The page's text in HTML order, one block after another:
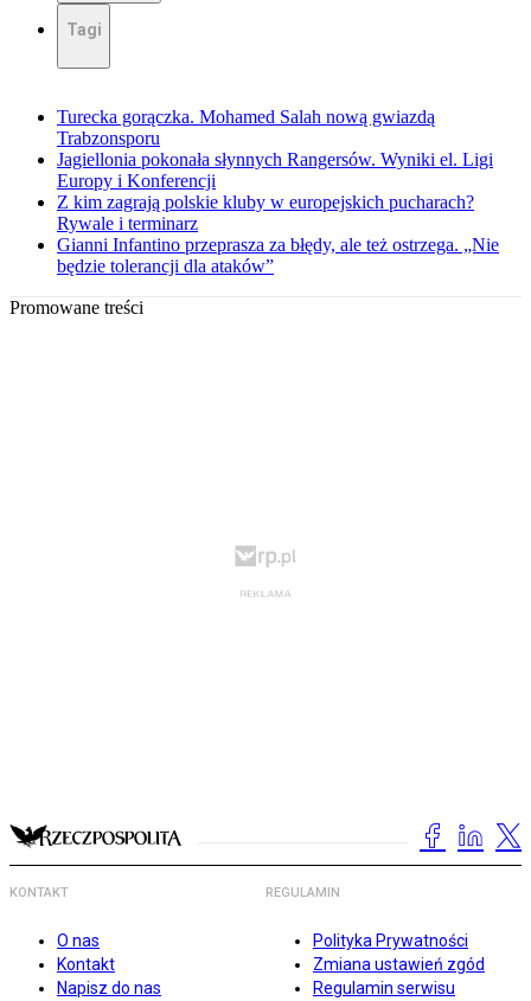
Tagi
Turecka gorączka. Mohamed Salah nową gwiazdą
Trabzonsporu
Jagiellonia pokonała słynnych Rangersów. Wyniki el. Ligi
Europy i Konferencji
Z kim zagrają polskie kluby w europejskich pucharach?
Rywale i terminarz
Gianni Infantino przeprasza za błędy, ale też ostrzega. „Nie
będzie tolerancji dla ataków”
Promowane treści
KONTAKT
O nas
Kontakt
Napisz do nas
REGULAMIN
Polityka Prywatności
Zmiana ustawień zgód
Regulamin serwisu